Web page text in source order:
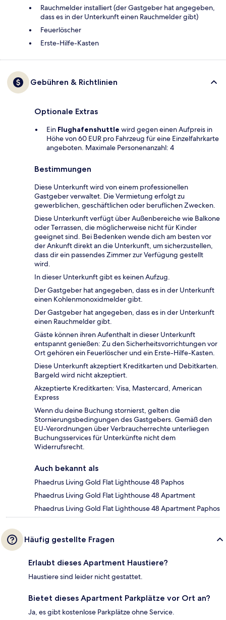
Rauchmelder installiert (der Gastgeber hat angegeben,
dass es in der Unterkunft einen Rauchmelder gibt)
Feuerlöscher
Ers­te-Hil­fe-Kas­ten
Gebühren & Richtlinien
Optionale Extras
Ein Flughafenshuttle wird gegen einen Aufpreis in
Höhe von 60 EUR pro Fahrzeug für eine Einzelfahrkarte
angeboten. Maximale Personenanzahl: 4
Bestimmungen
Diese Unterkunft wird von einem professionellen
Gastgeber verwaltet. Die Vermietung erfolgt zu
gewerblichen, geschäftlichen oder beruflichen Zwecken.
Diese Unterkunft verfügt über Außenbereiche wie Balkone
oder Terrassen, die möglicherweise nicht für Kinder
geeignet sind. Bei Bedenken wende dich am besten vor
der Ankunft direkt an die Unterkunft, um sicherzustellen,
dass dir ein passendes Zimmer zur Verfügung gestellt
wird.
In dieser Unterkunft gibt es keinen Aufzug.
Der Gastgeber hat angegeben, dass es in der Unterkunft
einen Kohlenmonoxidmelder gibt.
Der Gastgeber hat angegeben, dass es in der Unterkunft
einen Rauchmelder gibt.
Gäste können ihren Aufenthalt in dieser Unterkunft
entspannt genießen: Zu den Sicherheitsvorrichtungen vor
Ort gehören ein Feuerlöscher und ein Erste-Hilfe-Kasten.
Diese Unterkunft akzeptiert Kreditkarten und Debitkarten.
Bargeld wird nicht akzeptiert.
Akzeptierte Kreditkarten: Visa, Mastercard, American
Express
Wenn du deine Buchung stornierst, gelten die
Stornierungsbedingungen des Gastgebers. Gemäß den
EU-Verordnungen über Verbraucherrechte unterliegen
Buchungsservices für Unterkünfte nicht dem
Widerrufsrecht.
Auch bekannt als
Phaedrus Living Gold Flat Lighthouse 48 Paphos
Phaedrus Living Gold Flat Lighthouse 48 Apartment
Phaedrus Living Gold Flat Lighthouse 48 Apartment Paphos
Häufig gestellte Fragen
Erlaubt dieses Apartment Haustiere?
Haustiere sind leider nicht gestattet.
Bietet dieses Apartment Parkplätze vor Ort an?
Ja, es gibt kostenlose Parkplätze ohne Service.